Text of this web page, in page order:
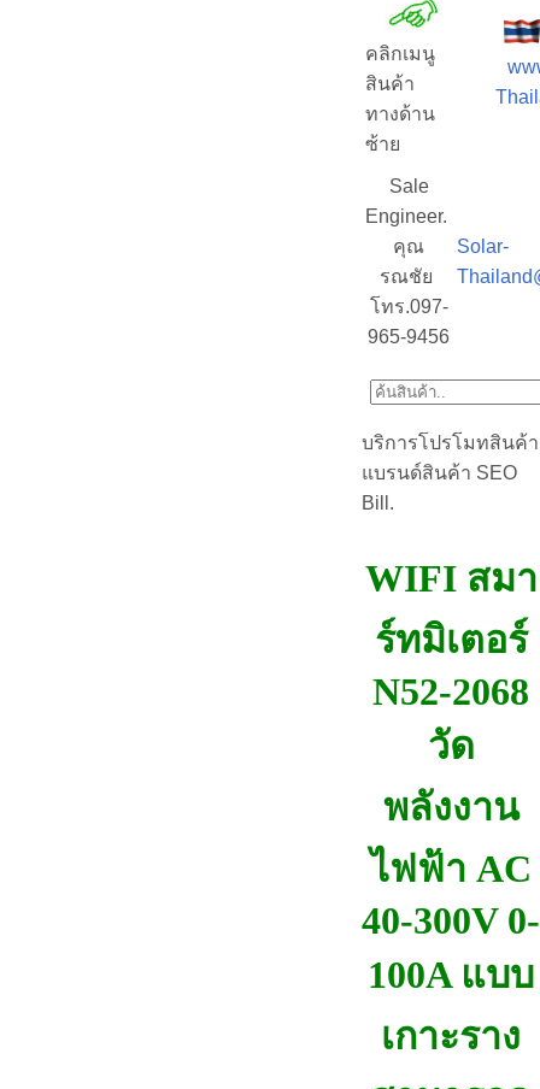
คลิกเมนู
สินค้า
ทางด้าน
ซ้าย
Sale
Engineer.
คุณ
รณชัย
โทร.097-
965-9456
Solar-
บริการโปรโมทสินค้า
แบรนด์สินค้า SEO
Bill.
WIFI สมา
ร์ทมิเตอร์
N52-2068
วัด
พลังงาน
ไฟฟ้า AC
40-300V 0-
100A แบบ
เกาะราง